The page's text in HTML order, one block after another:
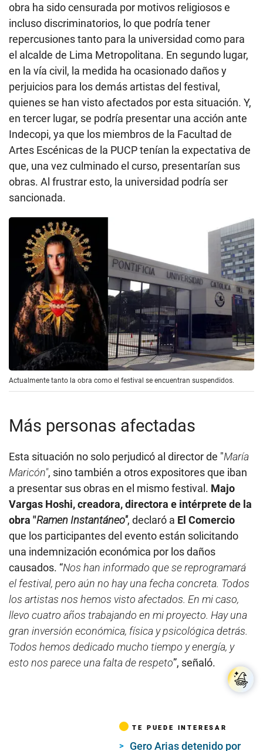
obra ha sido censurada por motivos religiosos e
incluso discriminatorios, lo que podría tener
repercusiones tanto para la universidad como para
el alcalde de Lima Metropolitana. En segundo lugar,
en la vía civil, la medida ha ocasionado daños y
perjuicios para los demás artistas del festival,
quienes se han visto afectados por esta situación. Y,
en tercer lugar, se podría presentar una acción ante
Indecopi, ya que los miembros de la Facultad de
Artes Escénicas de la PUCP tenían la expectativa de
que, una vez culminado el curso, presentarían sus
obras. Al frustrar esto, la universidad podría ser
sancionada.
Actualmente tanto la obra como el festival se encuentran suspendidos.
Más personas afectadas
Esta situación no solo perjudicó al director de "María
Maricón", sino también a otros expositores que iban
a presentar sus obras en el mismo festival. Majo
Vargas Hoshi, creadora, directora e intérprete de la
obra "Ramen Instantáneo", declaró a El Comercio
que los participantes del evento están solicitando
una indemnización económica por los daños
causados. “Nos han informado que se reprogramará
el festival, pero aún no hay una fecha concreta. Todos
los artistas nos hemos visto afectados. En mi caso,
llevo cuatro años trabajando en mi proyecto. Hay una
gran inversión económica, física y psicológica detrás.
Todos hemos dedicado mucho tiempo y energía, y
esto nos parece una falta de respeto”, señaló.
TE PUEDE INTERESAR
Gero Arias detenido por